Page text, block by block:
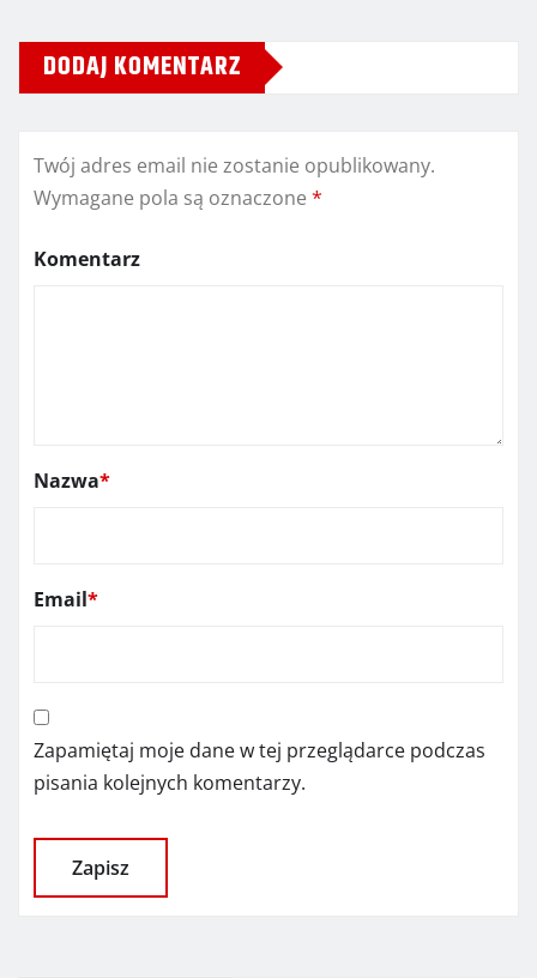
DODAJ KOMENTARZ
Twój adres email nie zostanie opublikowany.
Wymagane pola są oznaczone *
Komentarz
Nazwa*
Email*
Zapamiętaj moje dane w tej przeglądarce podczas
pisania kolejnych komentarzy.